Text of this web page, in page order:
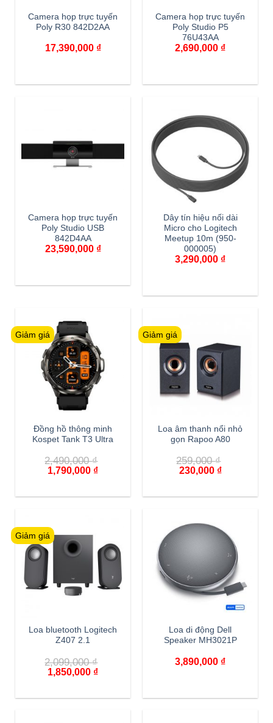
Camera họp trực tuyến
Poly R30 842D2AA
17,390,000 ₫
Camera họp trực tuyến
Poly Studio P5
76U43AA
2,690,000 ₫
Camera họp trực tuyến
Poly Studio USB
842D4AA
23,590,000 ₫
Dây tín hiệu nối dài
Micro cho Logitech
Meetup 10m (950-
000005)
3,290,000 ₫
Giảm giá
Đồng hồ thông minh
Kospet Tank T3 Ultra
2,490,000₫
1,790,000 ₫
Giảm giá
Loa âm thanh nổi nhỏ
gọn Rapoo A80
259,000₫
230,000 ₫
Giảm giá
Loa bluetooth Logitech
Z407 2.1
2,099,000₫
1,850,000 ₫
Loa di động Dell
Speaker MH3021P
3,890,000 ₫